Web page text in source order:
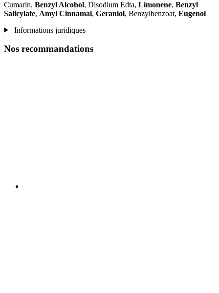
Cumarin, Benzyl Alcohol, Disodium Edta, Limonene, Benzyl
Salicylate, Amyl Cinnamal, Geraniol, Benzylbenzoat, Eugenol
Informations juridiques
Nos recommandations